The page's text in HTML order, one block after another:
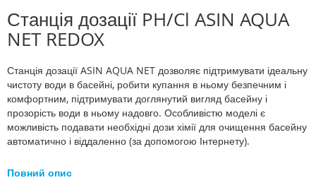
Станція дозації PH/Cl ASIN AQUA
NET REDOX
Станція дозації ASIN AQUA NET дозволяє підтримувати ідеальну
чистоту води в басейні, робити купання в ньому безпечним і
комфортним, підтримувати доглянутий вигляд басейну і
прозорість води в ньому надовго. Особливістю моделі є
можливість подавати необхідні дози хімії для очищення басейну
автоматично і віддаленно (за допомогою Інтернету).
Повний опис